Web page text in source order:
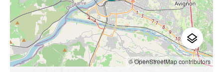
© OpenStreetMap contributors